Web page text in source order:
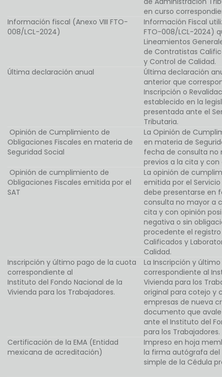
en curso
Información fiscal (Anexo VIII FTO-
008/LCL-2024)
Información Fiscal
FTO-008/LCL-2024)
Lineamientos
de Contratistas
y Control de Calidad.
Última declaración anual
Última declaración
anterior que
Inscripción o
establecido en la
presentada ante el
Tributaria.
Opinión de Cumplimiento de
Obligaciones Fiscales en materia de
Seguridad Social
La Opinión de
en materia de
fecha de consulta no
previos a la cita y con
Opinión de cumplimiento de
Obligaciones Fiscales emitida por el
SAT
La opinión de
emitida por el
debe presentarse en
consulta no mayor a
cita y con opinión
negativa o sin
procedente el
Calificados y
Calidad.
Inscripción y último pago de la cuota
correspondiente al
Instituto del Fondo Nacional de la
Vivienda para los Trabajadores.
La Inscripción y
correspondiente al
Vivienda para los
original para cotejo y
empresas de nueva
documento que
ante el Instituto del
para los Trabajadores.
Certificación de la EMA (Entidad
mexicana de acreditación)
Impreso en hoja
la firma autógrafa del
simple de la Cédula